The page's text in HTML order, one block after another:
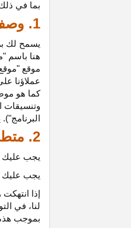
بما في
1. وصف برنامج الشركاء
يسمح لك
هنا باسم
موقع
عملاؤنا
كما هو
وتنسيقات
2. متطلبات الامتثال لبرنامج المشاركين
يجب عليك
يجب عليك
إذا
لنا، في
بموجب